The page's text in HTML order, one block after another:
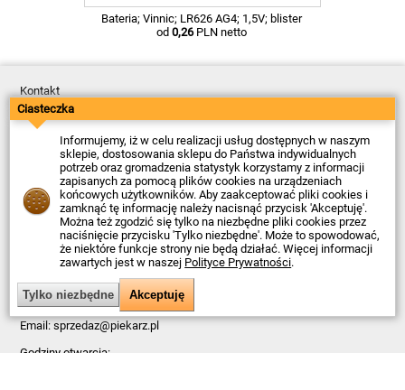
Bateria; Vinnic; LR626 AG4; 1,5V; blister
od 0,26PLN netto
Kontakt
Dostawa
Płatność
Zwroty
Reklamacje
Regulamin
Polityka Prywatności
O Firmie
Data ostatniej aktualizacji: 2026-08-07
© Firma Piekarz Sp. z o.o. 2000-2026
Sklep elektroniczny Firma Piekarz Sp. z o.o.
ul. Wólczyńska 206
01-919 Warszawa
NIP: 118-15-77-240
Email:sprzedaz@piekarz.pl
Godziny otwarcia:
Ciasteczka
Informujemy, iż w celu realizacji usług dostępnych w naszym
sklepie, dostosowania sklepu do Państwa indywidualnych
potrzeb oraz gromadzenia statystyk korzystamy z informacji
zapisanych za pomocą plików cookies na urządzeniach
końcowych użytkowników. Aby zaakceptować pliki cookies i
zamknąć tę informację należy nacisnąć przycisk 'Akceptuję'.
Można też zgodzić się tylko na niezbędne pliki cookies przez
naciśnięcie przycisku 'Tylko niezbędne'. Może to spowodować,
że niektóre funkcje strony nie będą działać. Więcej informacji
zawartych jest w naszej Polityce Prywatności.